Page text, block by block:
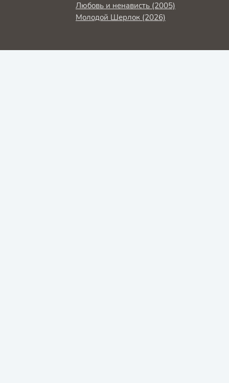
Любовь и ненависть (2005)
Молодой Шерлок (2026)